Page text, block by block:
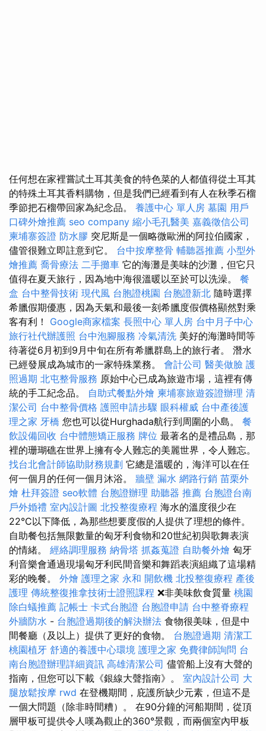
任何想在家裡嘗試土耳其美食的特色菜的人都值得從土耳其
的特殊土耳其香料購物，但是我們已經看到有人在秋季石榴
季節把石榴帶回家為紀念品。 養護中心 單人房 墓園 用戶
口碑外燴推薦 seo company 縮小毛孔醫美 嘉義徵信公司
柬埔寨簽證 防水膠 突尼斯是一個略微歐洲的阿拉伯國家，
儘管很難立即註意到它。 台中按摩整骨 輔聽器推薦 小型外
燴推薦 喬骨療法 二手攤車 它的海灘是美味的沙灘，但它只
值得在夏天旅行，因為地中海很溫暖以至於可以洗澡。 餐
盒 台中整骨技術 現代風 台胞證桃園 台胞證新北 隨時選擇
希臘假期優惠，因為天氣和最後一刻希臘度假價格顯然對乘
客有利！ Google商家檔案 長照中心 單人房 台中月子中心
旅行社代辦護照 台中泡腳服務 冷氣清洗 美好的海灘時間等
待著從6月初到9月中旬在所有希臘群島上的旅行者。 潛水
已經發展成為城市的一家特殊業務。 會計公司 醫美做臉 護
照過期 北屯整骨服務 原始中心已成為旅遊市場，這裡有傳
統的手工紀念品。 自助式餐點外燴 柬埔寨旅遊簽證辦理 清
潔公司 台中整骨價格 護照申請步驟 眼科權威 台中產後護
理之家 牙橋 您也可以從Hurghada航行到周圍的小島。 餐
飲設備回收 台中體態矯正服務 牌位 最著名的是禮品島，那
裡的珊瑚礁在世界上擁有令人難忘的美麗世界，令人難忘。
找台北會計師協助財務規劃 它總是溫暖的，海洋可以在任
何一個月的任何一個月沐浴。 牆壁 漏水 網路行銷 苗栗外
燴 杜拜簽證 seo軟體 台胞證辦理 助聽器 推薦 台胞證台南
戶外婚禮 室內設計圖 北投整復療程 海水的溫度很少在
22°C以下降低，為那些想要度假的人提供了理想的條件。
自助餐包括無限數量的匈牙利食物和20世紀初與歌舞表演
的情緒。 經絡調理服務 納骨塔 抓姦蒐證 自助餐外燴 匈牙
利音樂會通過現場匈牙利民間音樂和舞蹈表演組織了這場精
彩的晚餐。 外燴 護理之家 永和 開飲機 北投整復療程 產後
護理 傳統整復推拿技術士證照課程 ❌非美味飲食質量 桃園
除白蟻推薦 記帳士 卡式台胞證 台胞證申請 台中整脊療程
外牆防水 - 台胞證過期後的解決辦法 食物很美味，但是中
間餐廳（及以上）提供了更好的食物。 台胞證過期 清潔工
桃園植牙 舒適的養護中心環境 護理之家 免費律師詢問 台
南台胞證辦理詳細資訊 高雄清潔公司 儘管船上沒有大聲的​​
指南，但您可以下載《銀線大聲指南》。 室內設計公司 大
腿放鬆按摩 rwd 在登機期間，庇護所缺少元素，但這不是
一個大問題（除非時間糟）。 在90分鐘的河船期間，從頂
層甲板可提供令人嘆為觀止的360°景觀，而兩個室內甲板